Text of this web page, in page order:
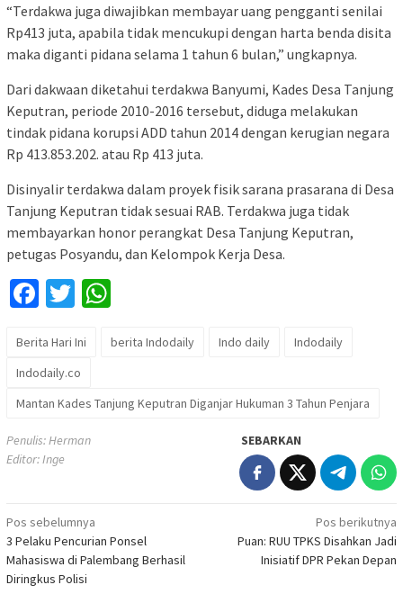
“Terdakwa juga diwajibkan membayar uang pengganti senilai
Rp413 juta, apabila tidak mencukupi dengan harta benda disita
maka diganti pidana selama 1 tahun 6 bulan,” ungkapnya.
Dari dakwaan diketahui terdakwa Banyumi, Kades Desa Tanjung
Keputran, periode 2010-2016 tersebut, diduga melakukan
tindak pidana korupsi ADD tahun 2014 dengan kerugian negara
Rp 413.853.202. atau Rp 413 juta.
Disinyalir terdakwa dalam proyek fisik sarana prasarana di Desa
Tanjung Keputran tidak sesuai RAB. Terdakwa juga tidak
membayarkan honor perangkat Desa Tanjung Keputran,
petugas Posyandu, dan Kelompok Kerja Desa.
Facebook
Twitter
Berita Hari Ini berita Indodaily Indo daily
Indodaily
Indodaily.co
Mantan Kades Tanjung Keputran Diganjar Hukuman 3 Tahun Penjara
Penulis: Herman
Editor: Inge
SEBARKAN
Navigasi
pos
Pos sebelumnya
3 Pelaku Pencurian Ponsel
Mahasiswa di Palembang Berhasil
Diringkus Polisi
Pos berikutnya
Puan: RUU TPKS Disahkan Jadi
Inisiatif DPR Pekan Depan